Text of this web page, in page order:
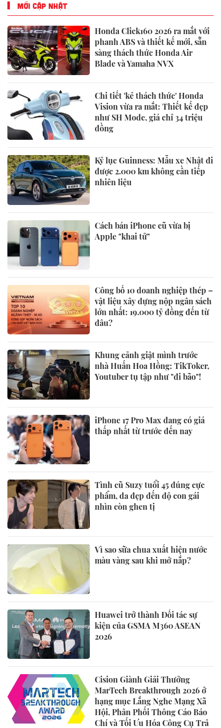
MỚI CẬP NHẬT
Honda Click160 2026 ra mắt với
phanh ABS và thiết kế mới, sẵn
sàng thách thức Honda Air
Blade và Yamaha NVX
Chi tiết 'kẻ thách thức' Honda
Vision vừa ra mắt: Thiết kế đẹp
như SH Mode, giá chỉ 34 triệu
đồng
Kỷ lục Guinness: Mẫu xe Nhật đi
được 2.000 km không cần tiếp
nhiên liệu
Cách bán iPhone cũ vừa bị
Apple "khai tử"
Công bố 10 doanh nghiệp thép –
vật liệu xây dựng nộp ngân sách
lớn nhất: 19.000 tỷ đồng đến từ
đâu?
Khung cảnh giật mình trước
nhà Huấn Hoa Hồng: TikToker,
Youtuber tụ tập như "đi bão"!
iPhone 17 Pro Max đang có giá
thấp nhất từ trước đến nay
Tình cũ Suzy tuổi 45 đúng cực
phẩm, da đẹp đến độ con gái
nhìn còn ghen tị
Vì sao sữa chua xuất hiện nước
màu vàng sau khi mở nắp?
Huawei trở thành Đối tác sự
kiện của GSMA M360 ASEAN
2026
Cision Giành Giải Thưởng
MarTech Breakthrough 2026 ở
hạng mục Lắng Nghe Mạng Xã
Hội, Phân Phối Thông Cáo Báo
Chí và Tối Ưu Hóa Công Cụ Trả